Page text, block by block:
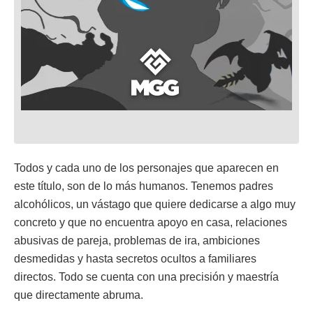
Todos y cada uno de los personajes que aparecen en
este título, son de lo más humanos. Tenemos padres
alcohólicos, un vástago que quiere dedicarse a algo muy
concreto y que no encuentra apoyo en casa, relaciones
abusivas de pareja, problemas de ira, ambiciones
desmedidas y hasta secretos ocultos a familiares
directos. Todo se cuenta con una precisión y maestría
que directamente abruma.